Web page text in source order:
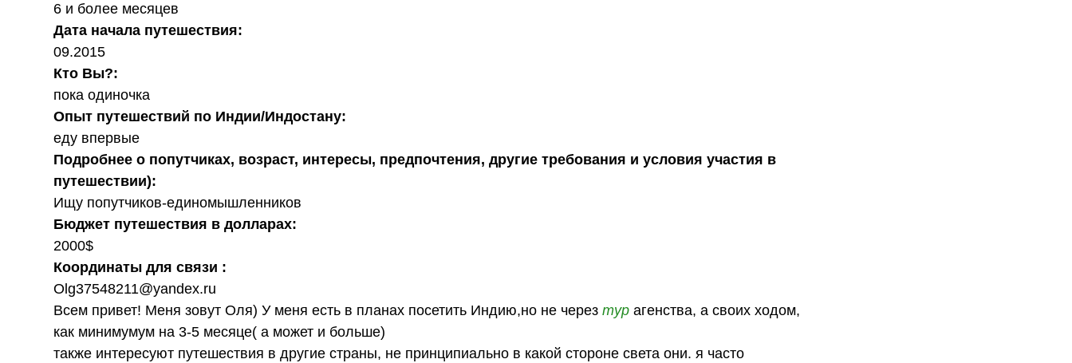
6 и более месяцев
Дата начала путешествия:
09.2015
Кто Вы?:
пока одиночка
Опыт путешествий по Индии/Индостану:
еду впервые
Подробнее о попутчиках, возраст, интересы, предпочтения, другие требования и условия участия в
путешествии):
Ищу попутчиков-единомышленников
Бюджет путешествия в долларах:
2000$
Координаты для связи :
Olg37548211@yandex.ru
Всем привет! Меня зовут Оля) У меня есть в планах посетить Индию,но не черезтур агенства, а своих ходом,
как минимумум на 3-5 месяце( а может и больше)
также интересуют путешествия в другие страны, не принципиально в какой стороне света они. я часто